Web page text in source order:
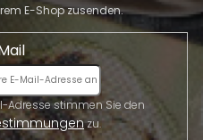
E-Shop zusenden.
zu.